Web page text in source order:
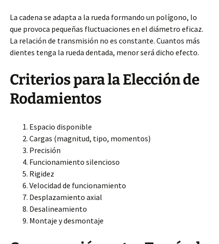
La cadena se adapta a la rueda formando un polígono, lo
que provoca pequeñas fluctuaciones en el diámetro eficaz.
La relación de transmisión no es constante. Cuantos más
dientes tenga la rueda dentada, menor será dicho efecto.
Criterios para la Elección de
Rodamientos
Espacio disponible
Cargas (magnitud, tipo, momentos)
Precisión
Funcionamiento silencioso
Rigidez
Velocidad de funcionamiento
Desplazamiento axial
Desalineamiento
Montaje y desmontaje